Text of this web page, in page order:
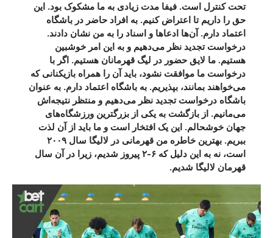
تحت کنترل است. فیفا مدت زیادی به ما مشکوک بود. این
حق را داریم تا اعتراض کنیم. به افراد حاضر در باشگاه
اعتماد دارم. آن‌ها ادعاها و اسناد را به من نشان دادند.
درخواست تجدید نظر می‌دهیم و به این امر خوشبین
هستیم. ما لایق حضور در لیگ قهرمانان هستیم. اگر با
درخواست ما موافقت نشود، باید آن را همراه بازیکنانی که
می‌خواهند بمانند، بپذیریم. به باشگاه اعتماد دارم. به عنوان
باشگاه درخواست تجدید نظر می‌دهیم و منتظر نتیجه‌اش
می‌مانیم. از بازگشت به یکی از بزرگترین ورزشگاه‌های
جهان خوشحالم. این یک افتخار است و ما باید از آن لذت
ببریم. بهترین خاطره من قهرمانی در لالیگا سال ۲۰۰۹
است، نه به این دلیل که ۶-۲ پیروز شدیم، زیرا در آن سال
قهرمان لالیگا شدیم.